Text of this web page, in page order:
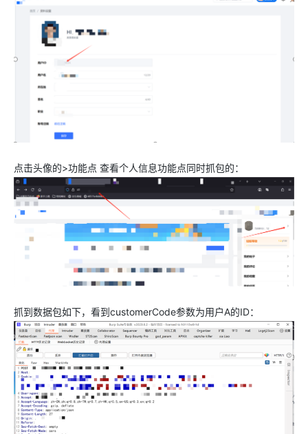
点击头像的>功能点 查看个人信息功能点同时抓包的：
抓到数据包如下，看到customerCode参数为用户A的ID：